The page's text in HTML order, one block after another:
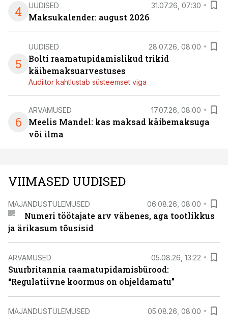
4 UUDISED 31.07.26, 07:30
Maksukalender: august 2026
5
UUDISED 28.07.26, 08:00
Bolti raamatupidamislikud trikid
käibemaksuarvestuses
Audiitor kahtlustab süsteemset viga
6
ARVAMUSED 17.07.26, 08:00
Meelis Mandel: kas maksad käibemaksuga
või ilma
VIIMASED UUDISED
MAJANDUSTULEMUSED 06.08.26, 08:00
Numeri töötajate arv vähenes, aga tootlikkus
ja ärikasum tõusisid
ARVAMUSED 05.08.26, 13:22
Suurbritannia raamatupidamisbürood:
“Regulatiivne koormus on ohjeldamatu”
MAJANDUSTULEMUSED 05.08.26, 08:00